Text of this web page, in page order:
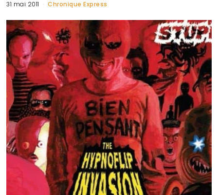
31 mai 2011 Chronique Express